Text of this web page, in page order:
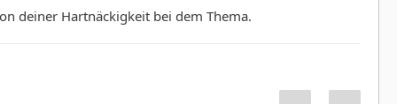
deiner Hartnäckigkeit bei dem Thema.